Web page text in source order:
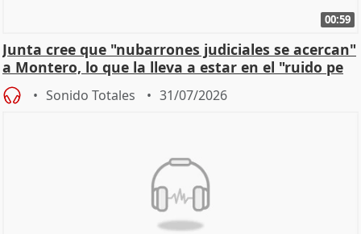
00:59
Junta cree que "nubarrones judiciales se acercan"
a Montero, lo que la lleva a estar en el "ruido pe
Sonido Totales 31/07/2026